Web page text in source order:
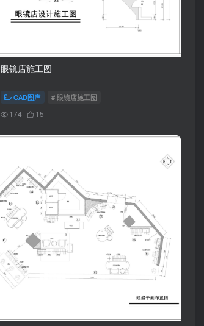
眼镜店施工图
CAD图库 # 眼镜店施工图
174 15